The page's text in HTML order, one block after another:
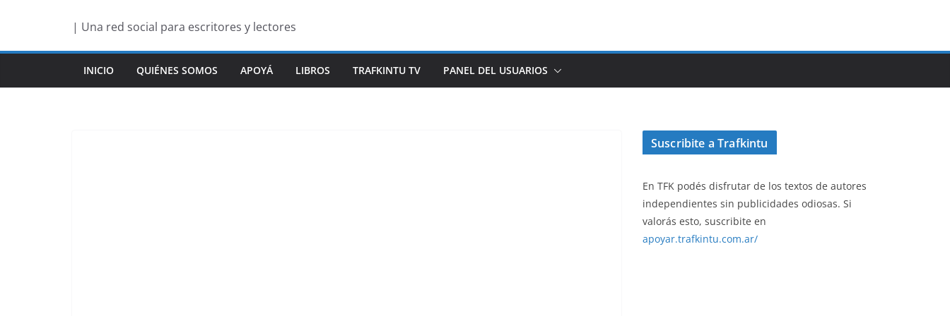
contenido
| Una red social para escritores y lectores
INICIO QUIÉNES SOMOS APOYÁ LIBROS TRAFKINTU TV PANEL DEL USUARIOS
Suscribite a Trafkintu
En TFK podés disfrutar de los textos de autores
independientes sin publicidades odiosas. Si
valorás esto, suscribite en
apoyar.trafkintu.com.ar/